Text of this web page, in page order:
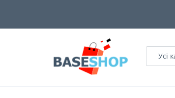
Усі